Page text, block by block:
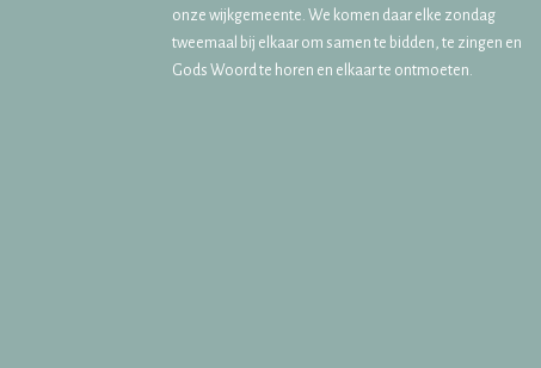
onze wijkgemeente. We komen daar elke zondag
tweemaal bij elkaar om samen te bidden, te zingen en
Gods Woord te horen en elkaar te ontmoeten.